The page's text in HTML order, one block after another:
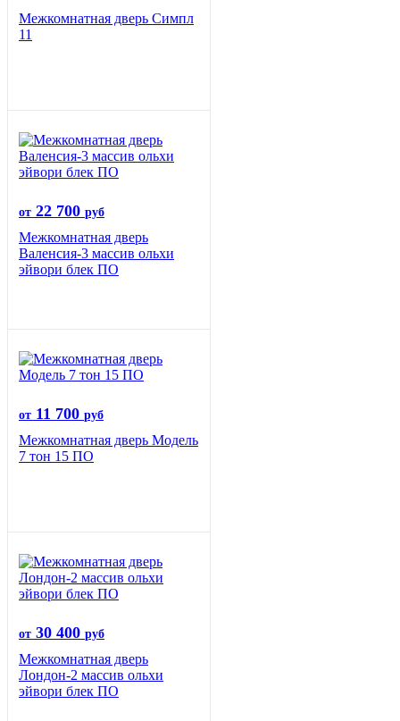
Межкомнатная дверь Симпл
11
от 22 700 руб
Межкомнатная дверь
Валенсия-3 массив ольхи
эйвори блек ПО
от 11 700 руб
Межкомнатная дверь Модель
7 тон 15 ПО
от 30 400 руб
Межкомнатная дверь
Лондон-2 массив ольхи
эйвори блек ПО